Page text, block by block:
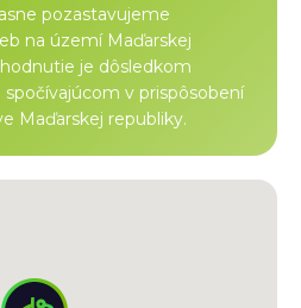
pozastavujeme
na území Maďarskej
je dôsledkom
v prispôsobení
Maďarskej republiky.